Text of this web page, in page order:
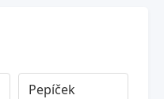
Pepíček